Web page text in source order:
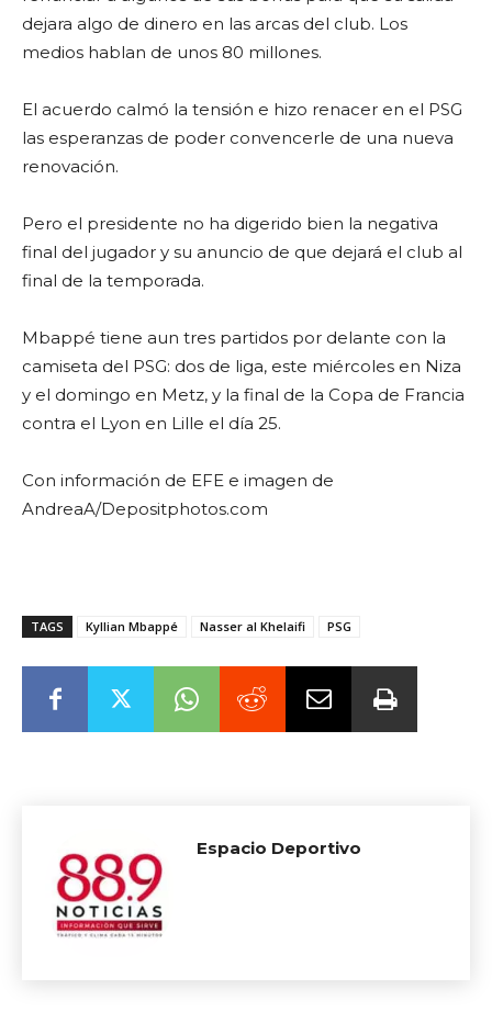
dejara algo de dinero en las arcas del club. Los
medios hablan de unos 80 millones.
El acuerdo calmó la tensión e hizo renacer en el PSG
las esperanzas de poder convencerle de una nueva
renovación.
Pero el presidente no ha digerido bien la negativa
final del jugador y su anuncio de que dejará el club al
final de la temporada.
Mbappé tiene aun tres partidos por delante con la
camiseta del PSG: dos de liga, este miércoles en Niza
y el domingo en Metz, y la final de la Copa de Francia
contra el Lyon en Lille el día 25.
Con información de EFE e imagen de
AndreaA/Depositphotos.com
TAGS Kyllian Mbappé Nasser al Khelaifi PSG
Espacio Deportivo